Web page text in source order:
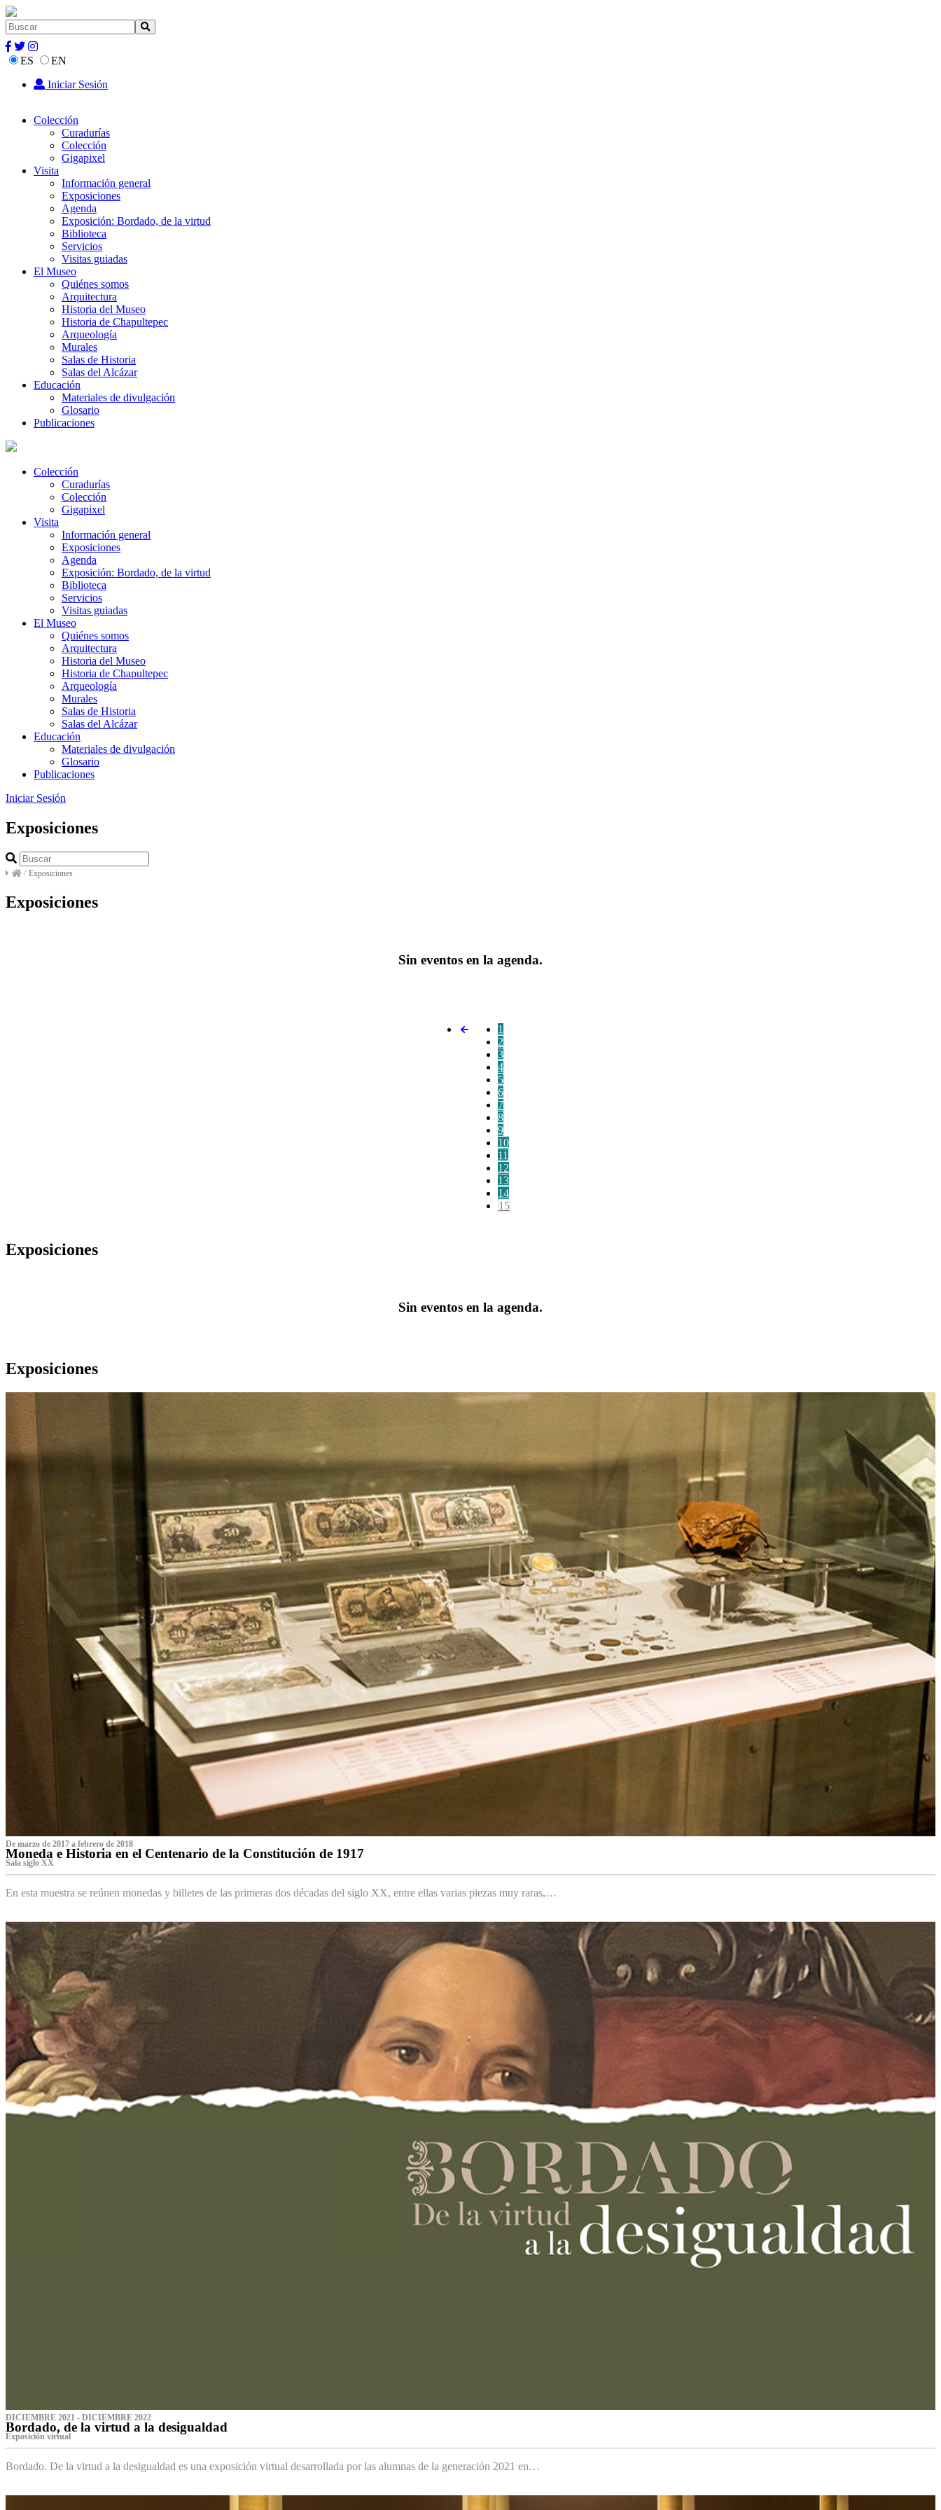
ES
EN
Iniciar Sesión
Colección
Curadurías
Colección
Gigapixel
Visita
Información general
Exposiciones
Agenda
Exposición: Bordado, de la virtud
Biblioteca
Servicios
Visitas guiadas
El Museo
Quiénes somos
Arquitectura
Historia del Museo
Historia de Chapultepec
Arqueología
Murales
Salas de Historia
Salas del Alcázar
Educación
Materiales de divulgación
Glosario
Publicaciones
Colección
Curadurías
Colección
Gigapixel
Visita
Información general
Exposiciones
Agenda
Exposición: Bordado, de la virtud
Biblioteca
Servicios
Visitas guiadas
El Museo
Quiénes somos
Arquitectura
Historia del Museo
Historia de Chapultepec
Arqueología
Murales
Salas de Historia
Salas del Alcázar
Educación
Materiales de divulgación
Glosario
Publicaciones
Iniciar Sesión
Exposiciones
/ Exposiciones
Exposiciones
Sin eventos en la agenda.
1
2
3
4
5
6
7
8
9
10
11
12
13
14
15
Exposiciones
Sin eventos en la agenda.
Exposiciones
De marzo de 2017 a febrero de 2018
Moneda e Historia en el Centenario de la Constitución de 1917
Sala siglo XX
En esta muestra se reúnen monedas y billetes de las primeras dos décadas del siglo XX, entre ellas varias piezas muy raras,…
DICIEMBRE 2021 - DICIEMBRE 2022
Bordado, de la virtud a la desigualdad
Exposición virtual‌
Bordado. De la virtud a la desigualdad es una exposición virtual desarrollada por las alumnas de la generación 2021 en…